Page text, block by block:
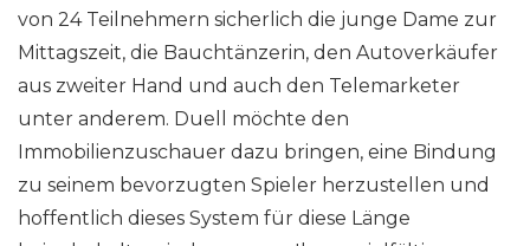
von 24 Teilnehmern sicherlich die junge Dame zur
Mittagszeit, die Bauchtänzerin, den Autoverkäufer
aus zweiter Hand und auch den Telemarketer
unter anderem. Duell möchte den
Immobilienzuschauer dazu bringen, eine Bindung
zu seinem bevorzugten Spieler herzustellen und
hoffentlich dieses System für diese Länge